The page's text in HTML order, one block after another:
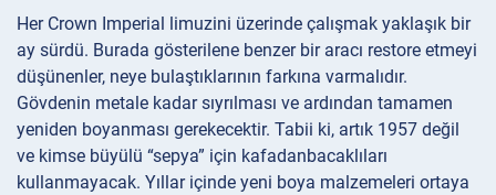
Her Crown Imperial limuzini üzerinde çalışmak yaklaşık bir
ay sürdü. Burada gösterilene benzer bir aracı restore etmeyi
düşünenler, neye bulaştıklarının farkına varmalıdır.
Gövdenin metale kadar sıyrılması ve ardından tamamen
yeniden boyanması gerekecektir. Tabii ki, artık 1957 değil
ve kimse büyülü “sepya” için kafadanbacaklıları
kullanmayacak. Yıllar içinde yeni boya malzemeleri ortaya